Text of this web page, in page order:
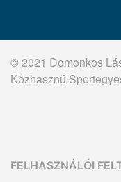
© 2021 Domonkos
Közhasznú
FELHASZNÁLÓI